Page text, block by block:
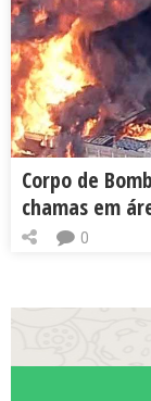
Corpo de
chamas em
0